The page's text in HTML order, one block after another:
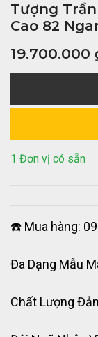
Tượng
Cao 82
19.700.000
1 Đơn vị có sẵn
☎️ Mua hàng:
Đa Dạng Mẫu
Chất Lượng